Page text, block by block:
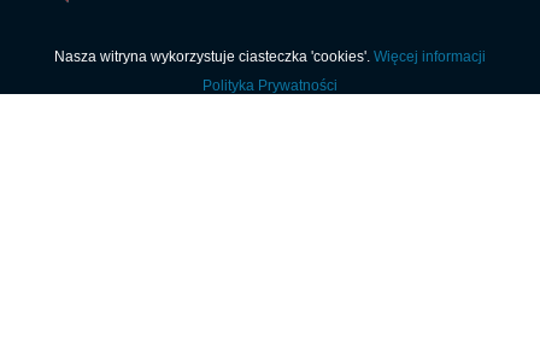
Nasza witryna wykorzystuje ciasteczka 'cookies'. Więcej informacji
Polityka Prywatności